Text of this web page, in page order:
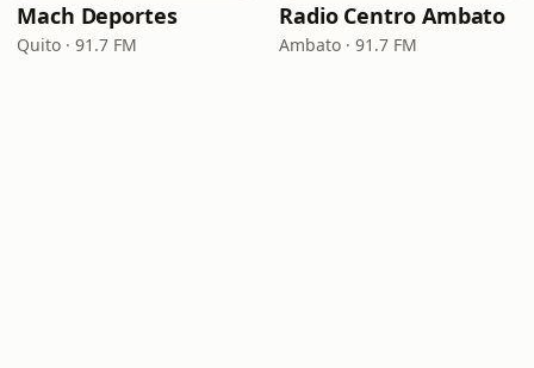
Mach Deportes
Quito · 91.7 FM
Radio Centro Ambato
Ambato · 91.7 FM